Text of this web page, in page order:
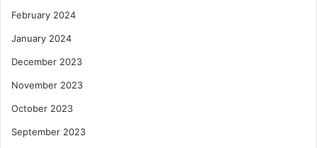
February 2024
January 2024
December 2023
November 2023
October 2023
September 2023